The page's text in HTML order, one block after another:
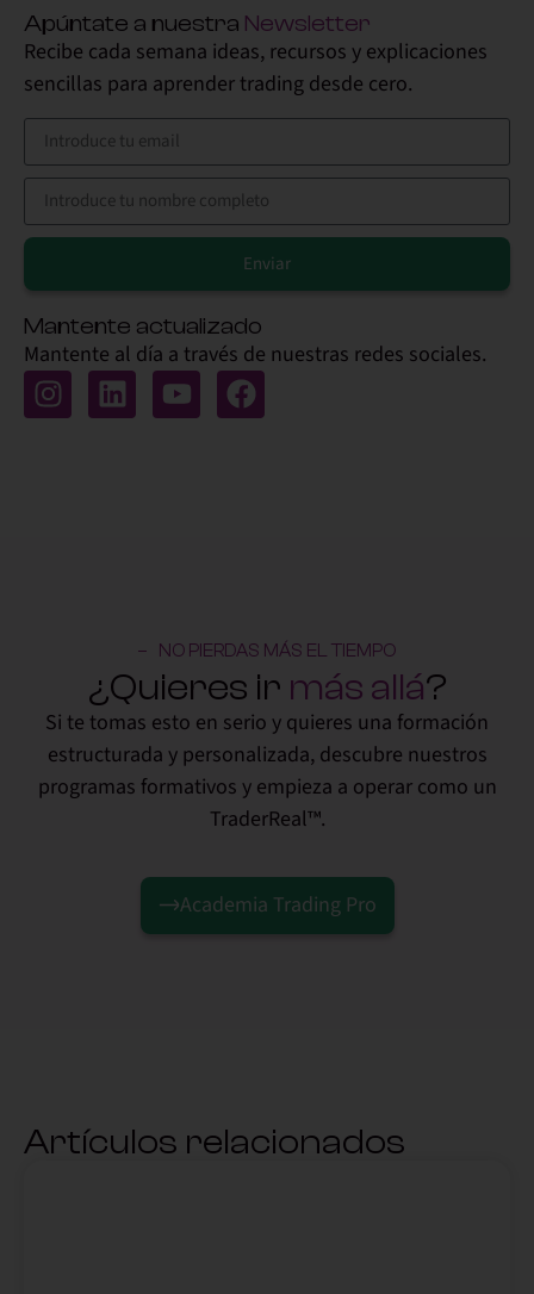
Apúntate a nuestra Newsletter
Recibe cada semana ideas, recursos y explicaciones
sencillas para aprender trading desde cero.
Enviar
Mantente actualizado
Mantente al día a través de nuestras redes sociales.
NO PIERDAS MÁS EL TIEMPO
¿Quieres ir más allá?
Si te tomas esto en serio y quieres una formación
estructurada y personalizada, descubre nuestros
programas formativos y empieza a operar como un
TraderReal™.
Academia Trading Pro
Artículos relacionados